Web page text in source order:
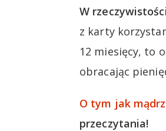
W
z karty
12 miesięcy, to
obracając
O tym jak
przeczytania!